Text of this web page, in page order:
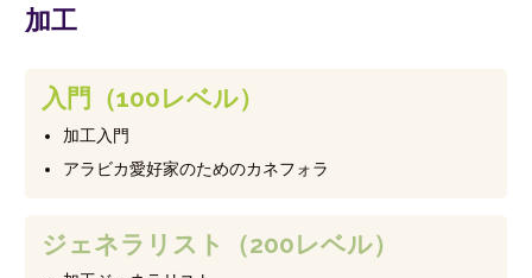
加工
入門（100レベル）
加工入門
アラビカ愛好家のためのカネフォラ
ジェネラリスト（200レベル）